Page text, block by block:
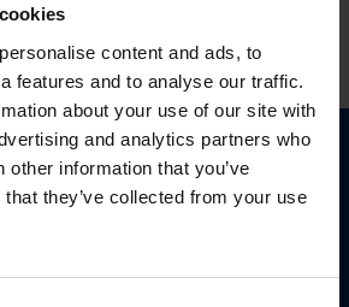
content and ads, to
features and to analyse our traffic.
about your use of our site with
and analytics partners who
other information that you’ve
they’ve collected from your use
LISÄÄ ARTIKKELEITA
jotta löydämme sinulle